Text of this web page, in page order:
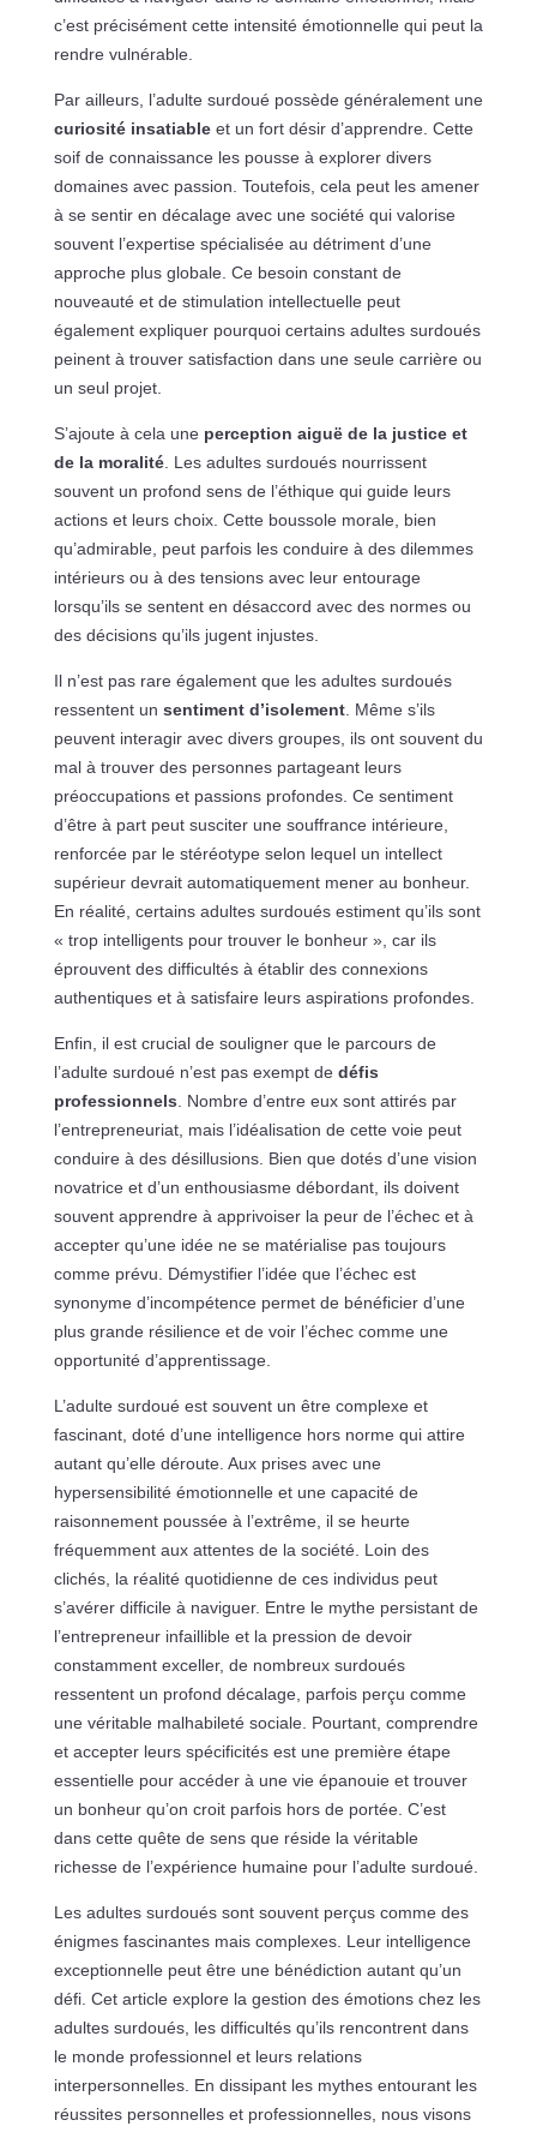
c’est précisément cette intensité émotionnelle qui peut la
rendre vulnérable.
Par ailleurs, l’adulte surdoué possède généralement une
curiosité insatiableet un fort désir d’apprendre. Cette
soif de connaissance les pousse à explorer divers
domaines avec passion. Toutefois, cela peut les amener
à se sentir en décalage avec une société qui valorise
souvent l’expertise spécialisée au détriment d’une
approche plus globale. Ce besoin constant de
nouveauté et de stimulation intellectuelle peut
également expliquer pourquoi certains adultes surdoués
peinent à trouver satisfaction dans une seule carrière ou
un seul projet.
S’ajoute à cela une perception aiguë de la justice et
de la moralité. Les adultes surdoués nourrissent
souvent un profond sens de l’éthique qui guide leurs
actions et leurs choix. Cette boussole morale, bien
qu’admirable, peut parfois les conduire à des dilemmes
intérieurs ou à des tensions avec leur entourage
lorsqu’ils se sentent en désaccord avec des normes ou
des décisions qu’ils jugent injustes.
Il n’est pas rare également que les adultes surdoués
ressentent un sentiment d’isolement. Même s’ils
peuvent interagir avec divers groupes, ils ont souvent du
mal à trouver des personnes partageant leurs
préoccupations et passions profondes. Ce sentiment
d’être à part peut susciter une souffrance intérieure,
renforcée par le stéréotype selon lequel un intellect
supérieur devrait automatiquement mener au bonheur.
En réalité, certains adultes surdoués estiment qu’ils sont
« trop intelligents pour trouver le bonheur », car ils
éprouvent des difficultés à établir des connexions
authentiques et à satisfaire leurs aspirations profondes.
Enfin, il est crucial de souligner que le parcours de
l’adulte surdoué n’est pas exempt de défis
professionnels . Nombre d’entre eux sont attirés par
l’entrepreneuriat, mais l’idéalisation de cette voie peut
conduire à des désillusions. Bien que dotés d’une vision
novatrice et d’un enthousiasme débordant, ils doivent
souvent apprendre à apprivoiser la peur de l’échec et à
accepter qu’une idée ne se matérialise pas toujours
comme prévu. Démystifier l’idée que l’échec est
synonyme d’incompétence permet de bénéficier d’une
plus grande résilience et de voir l’échec comme une
opportunité d’apprentissage.
L’adulte surdoué est souvent un être complexe et
fascinant, doté d’une intelligence hors norme qui attire
autant qu’elle déroute. Aux prises avec une
hypersensibilité émotionnelle et une capacité de
raisonnement poussée à l’extrême, il se heurte
fréquemment aux attentes de la société. Loin des
clichés, la réalité quotidienne de ces individus peut
s’avérer difficile à naviguer. Entre le mythe persistant de
l’entrepreneur infaillible et la pression de devoir
constamment exceller, de nombreux surdoués
ressentent un profond décalage, parfois perçu comme
une véritable malhabileté sociale. Pourtant, comprendre
et accepter leurs spécificités est une première étape
essentielle pour accéder à une vie épanouie et trouver
un bonheur qu’on croit parfois hors de portée. C’est
dans cette quête de sens que réside la véritable
richesse de l’expérience humaine pour l’adulte surdoué.
Les adultes surdoués sont souvent perçus comme des
énigmes fascinantes mais complexes. Leur intelligence
exceptionnelle peut être une bénédiction autant qu’un
défi. Cet article explore la gestion des émotions chez les
adultes surdoués, les difficultés qu’ils rencontrent dans
le monde professionnel et leurs relations
interpersonnelles. En dissipant les mythes entourant les
réussites personnelles et professionnelles, nous visons